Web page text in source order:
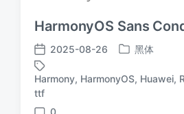
HarmonyOS Sans
发
布
日
期
2025-08-26
发
于
黑体
标
Harmony, HarmonyOS, Huawei,
ttf